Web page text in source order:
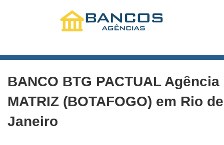
BANCO BTG PACTUAL Agência
MATRIZ (BOTAFOGO) em Rio de
Janeiro